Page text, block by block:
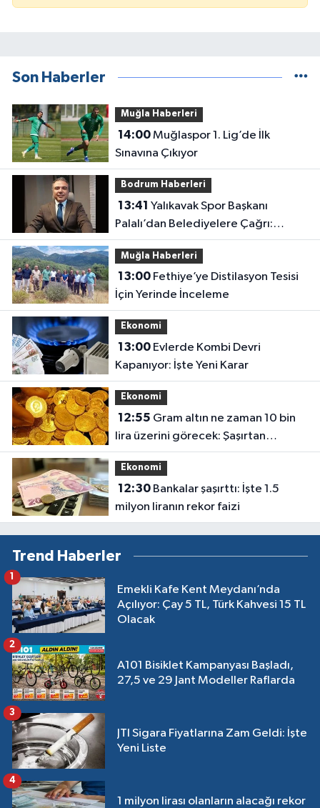
Son Haberler
Muğla Haberleri
14:00Muğlaspor 1. Lig’de İlk
Sınavına Çıkıyor
Bodrum Haberleri
13:41
Palalı’dan Belediyelere Çağrı:
“Hukuki Engel mi, Siyasi Tercih mi?”
Muğla Haberleri
13:00Fethiye’ye Distilasyon Tesisi
İçin Yerinde İnceleme
Ekonomi
13:00Evlerde Kombi Devri
Kapanıyor: İşte Yeni Karar
Ekonomi
12:55
lira üzerini görecek: Şaşırtan
açıklama geldi
Ekonomi
12:30Bankalar şaşırttı: İşte 1.5
milyon liranın rekor faizi
Trend Haberler
Emekli Kafe Kent Meydanı’nda
Açılıyor: Çay 5 TL, Türk Kahvesi 15 TL
Olacak
1
A101 Bisiklet Kampanyası Başladı,
27,5 ve 29 Jant Modeller Raflarda
2
JTI Sigara Fiyatlarına Zam Geldi: İşte
Yeni Liste
3
1 milyon lirası olanların alacağı rekor
4